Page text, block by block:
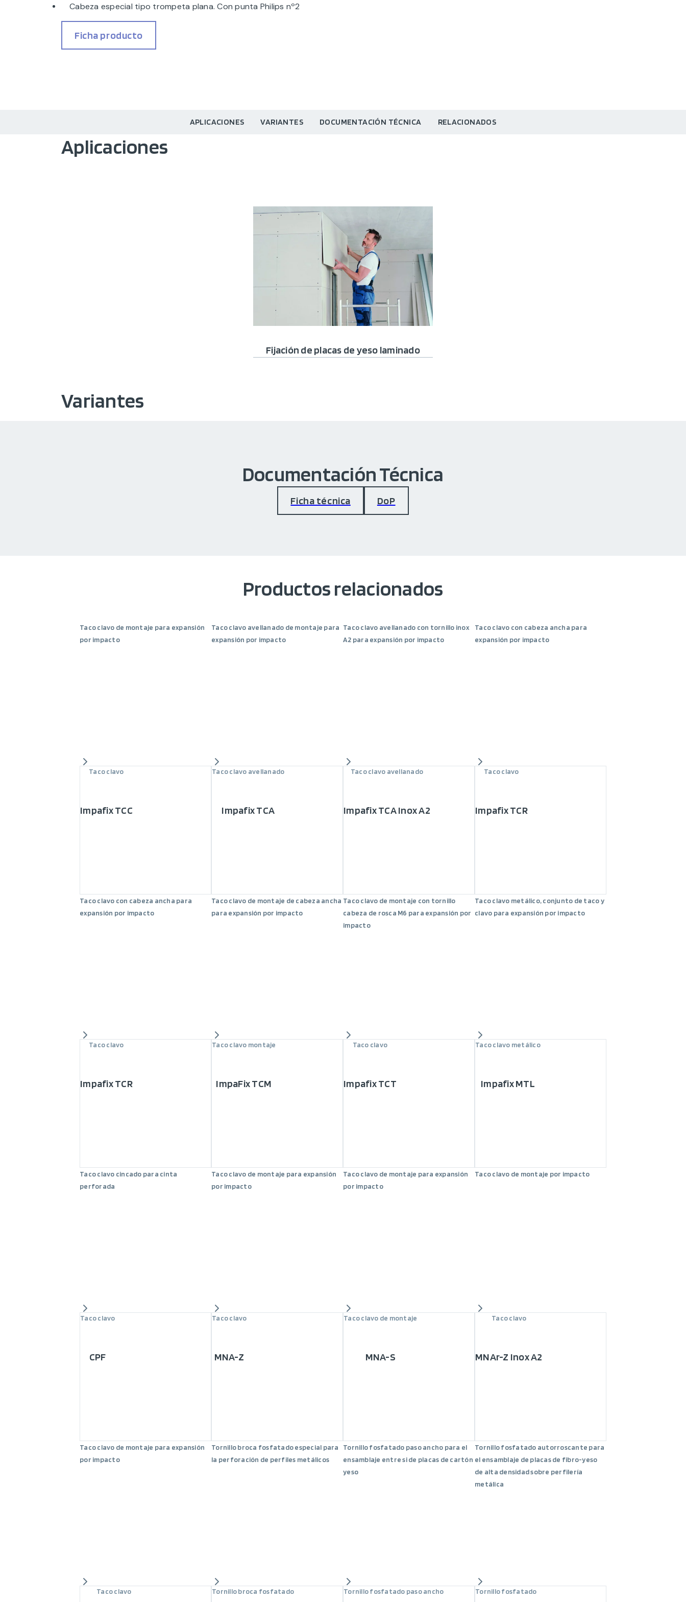
Cabeza especial tipo trompeta plana. Con punta Philips nº2
Ficha producto
APLICACIONES VARIANTES DOCUMENTACIÓN TÉCNICA RELACIONADOS
Aplicaciones
Fijación de placas de yeso laminado
Variantes
Documentación Técnica
Ficha técnica DoP
Productos relacionados
Taco clavo de montaje para expansión
por impacto
Taco clavo
Impafix TCC
Taco clavo avellanado de montaje para
expansión por impacto
Taco clavo avellanado
Impafix TCA
Taco clavo avellanado con tornillo inox
A2 para expansión por impacto
Taco clavo avellanado
Impafix TCA Inox A2
Taco clavo con cabeza ancha para
expansión por impacto
Taco clavo
Impafix TCR
Taco clavo con cabeza ancha para
expansión por impacto
Taco clavo
Impafix TCR
Taco clavo de montaje de cabeza ancha
para expansión por impacto
Taco clavo montaje
ImpaFix TCM
Taco clavo de montaje con tornillo
cabeza de rosca M6 para expansión por
impacto
Taco clavo
Impafix TCT
Taco clavo metálico, conjunto de taco y
clavo para expansión por impacto
Taco clavo metálico
Impafix MTL
Taco clavo cincado para cinta
perforada
Taco clavo
CPF
Taco clavo de montaje para expansión
por impacto
Taco clavo
MNA-Z
Taco clavo de montaje para expansión
por impacto
Taco clavo de montaje
MNA-S
Taco clavo de montaje por impacto
Taco clavo
MNAr-Z Inox A2
Taco clavo de montaje para expansión
por impacto
Taco clavo
Tornillo broca fosfatado especial para
la perforación de perfiles metálicos
Tornillo broca fosfatado
Tornillo fosfatado paso ancho para el
ensamblaje entre si de placas de cartón
yeso
Tornillo fosfatado paso ancho
Tornillo fosfatado autorroscante para
el ensamblaje de placas de fibro-yeso
de alta densidad sobre perfilería
metálica
Tornillo fosfatado